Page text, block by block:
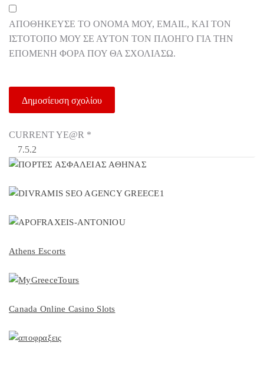
ΑΠΟΘΉΚΕΥΣΕ ΤΟ ΌΝΟΜΆ ΜΟΥ, EMAIL, ΚΑΙ ΤΟΝ
ΙΣΤΌΤΟΠΟ ΜΟΥ ΣΕ ΑΥΤΌΝ ΤΟΝ ΠΛΟΗΓΌ ΓΙΑ ΤΗΝ
ΕΠΌΜΕΝΗ ΦΟΡΆ ΠΟΥ ΘΑ ΣΧΟΛΙΆΣΩ.
CURRENT YE@R *
Athens Escorts
Canada Online Casino Slots